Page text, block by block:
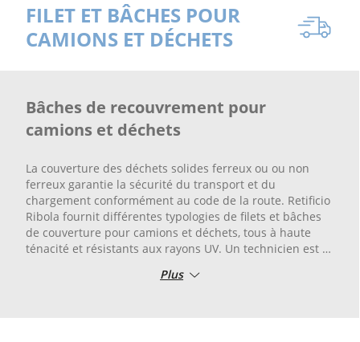
FILET ET BÂCHES POUR
CAMIONS ET DÉCHETS
Bâches de recouvrement pour
camions et déchets
La couverture des déchets solides ferreux ou ou non
ferreux garantie la sécurité du transport et du
chargement conformément au code de la route. Retificio
Ribola fournit différentes typologies de filets et bâches
de couverture pour camions et déchets, tous à haute
ténacité et résistants aux rayons UV. Un technicien est à
le plus adapté aux exigences du client.
Plus